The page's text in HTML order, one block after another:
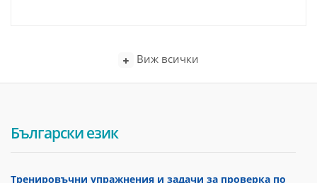
Виж всички
Български език
Тренировъчни упражнения и задачи за проверка по